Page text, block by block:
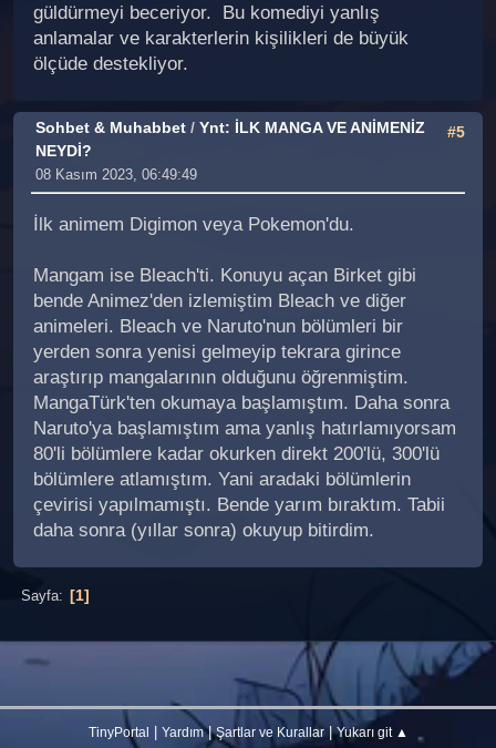
güldürmeyi beceriyor. Bu komediyi yanlış
anlamalar ve karakterlerin kişilikleri de büyük
ölçüde destekliyor.
#5
Sohbet & Muhabbet / Ynt: İLK MANGA VE ANİMENİZ
NEYDİ?
08 Kasım 2023, 06:49:49
İlk animem Digimon veya Pokemon'du.
Mangam ise Bleach'ti. Konuyu açan Birket gibi
bende Animez'den izlemiştim Bleach ve diğer
animeleri. Bleach ve Naruto'nun bölümleri bir
yerden sonra yenisi gelmeyip tekrara girince
araştırıp mangalarının olduğunu öğrenmiştim.
MangaTürk'ten okumaya başlamıştım. Daha sonra
Naruto'ya başlamıştım ama yanlış hatırlamıyorsam
80'li bölümlere kadar okurken direkt 200'lü, 300'lü
bölümlere atlamıştım. Yani aradaki bölümlerin
çevirisi yapılmamıştı. Bende yarım bıraktım. Tabii
daha sonra (yıllar sonra) okuyup bitirdim.
Sayfa 1
TinyPortal Yardım|Şartlar ve Kurallar|Yukarı git ▲